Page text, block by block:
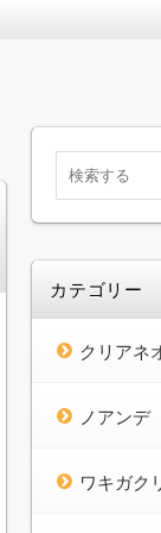
して決
、あなたにぴっ
カテゴリー
クリアネ
ノアンデ
ワキガク